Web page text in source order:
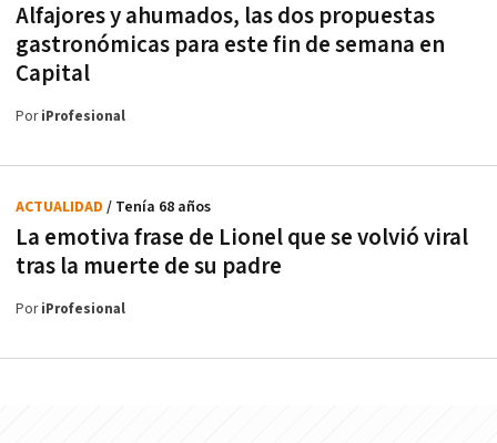
Alfajores y ahumados, las dos propuestas
gastronómicas para este fin de semana en
Capital
PoriProfesional
La emotiva frase de Lionel que se volvió viral
tras la muerte de su padre
ACTUALIDAD / Tenía 68 años
PoriProfesional